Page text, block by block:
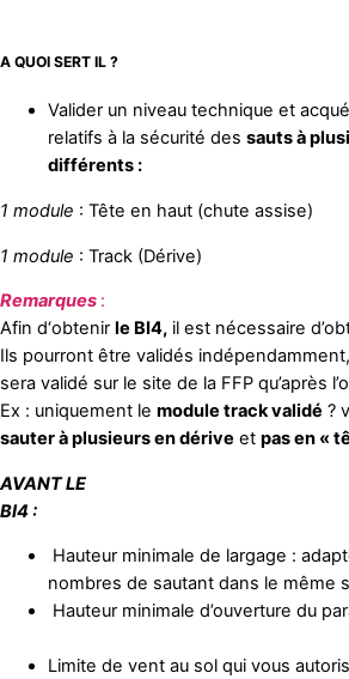
A QUOI SERT IL ?
Valider un niveau technique et
relatifs à la sécurité des sauts à
différents :
1 module : Tête en haut (chute assise)
1 module : Track (Dérive)
Remarques :
Afin d‘obtenir le BI4, il est nécessaire
Ils pourront être validés
sera validé sur le site de la FFP qu’après
Ex : uniquement le module track validé ?
sauter à plusieurs en dérive et pas en «
AVANT LE
BI4 :
Hauteur minimale de largage :
nombres de sautant dans le même
Hauteur minimale d’ouverture du
Limite de vent au sol qui vous